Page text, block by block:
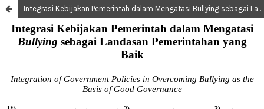
Integrasi Kebijakan Pemerintah dalam Mengatasi Bullying sebagai Landasan Pemerintahan yang Baik